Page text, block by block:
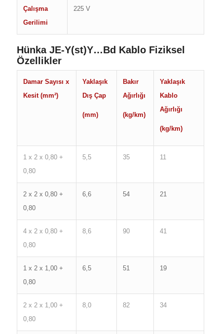
Çalışma
Gerilimi
225 V
Hünka JE-Y(st)Y…Bd Kablo Fiziksel
Özellikler
Damar Sayısı x
Kesit (mm²)
Yaklaşık
Dış Çap
(mm)
Bakır
Ağırlığı
(kg/km)
Yaklaşık
Kablo
Ağırlığı
(kg/km)
1 x 2 x 0,80 +
0,80
5,5 35 11
2 x 2 x 0,80 +
0,80
6,6 54 21
4 x 2 x 0,80 +
0,80
8,6 90 41
1 x 2 x 1,00 +
0,80
6,5 51 19
2 x 2 x 1,00 +
0,80
8,0 82 34